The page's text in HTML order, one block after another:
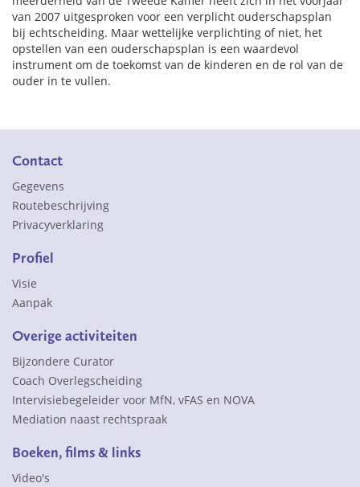
van 2007 uitgesproken voor een verplicht ouderschapsplan
bij echtscheiding. Maar wettelijke verplichting of niet, het
opstellen van een ouderschapsplan is een waardevol
instrument om de toekomst van de kinderen en de rol van de
ouder in te vullen.
Contact
Gegevens
Routebeschrijving
Privacyverklaring
Profiel
Visie
Aanpak
Overige activiteiten
Bijzondere Curator
Coach Overlegscheiding
Intervisiebegeleider voor MfN, vFAS en NOVA
Mediation naast rechtspraak
Boeken, films & links
Video's